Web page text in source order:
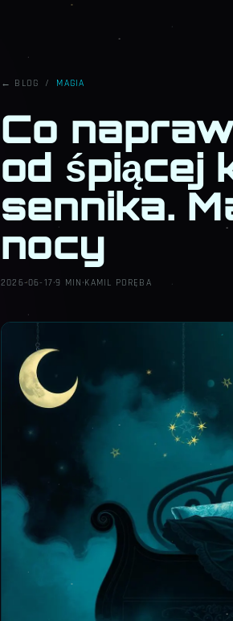
← BLOG / MAGIA
Co
od śpiącej
sennika.
nocy
2026-06-17·9 MIN ·KAMIL PORĘBA